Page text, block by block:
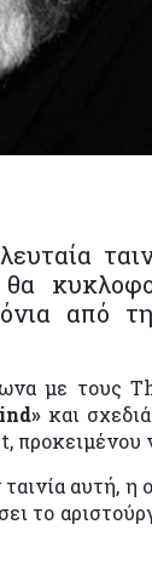
από
με τους
και
αυτή, η
το